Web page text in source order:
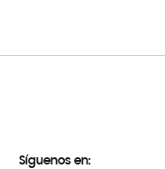
Síguenos en: